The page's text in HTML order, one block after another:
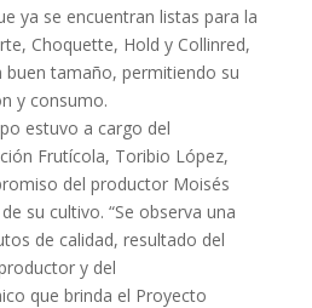
ya se encuentran listas para la
Choquette, Hold y Collinred,
tamaño, permitiendo su
y consumo.
estuvo a cargo del
Frutícola, Toribio López,
del productor Moisés
su cultivo. “Se observa una
de calidad, resultado del
y del
que brinda el Proyecto